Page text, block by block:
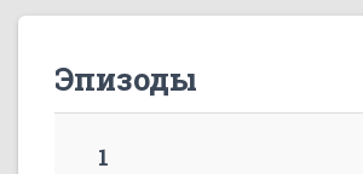
Эпизоды
1